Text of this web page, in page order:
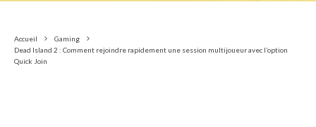
Accueil
Gaming
Dead Island 2 : Comment rejoindre rapidement une session multijoueur avec l’option
Quick Join